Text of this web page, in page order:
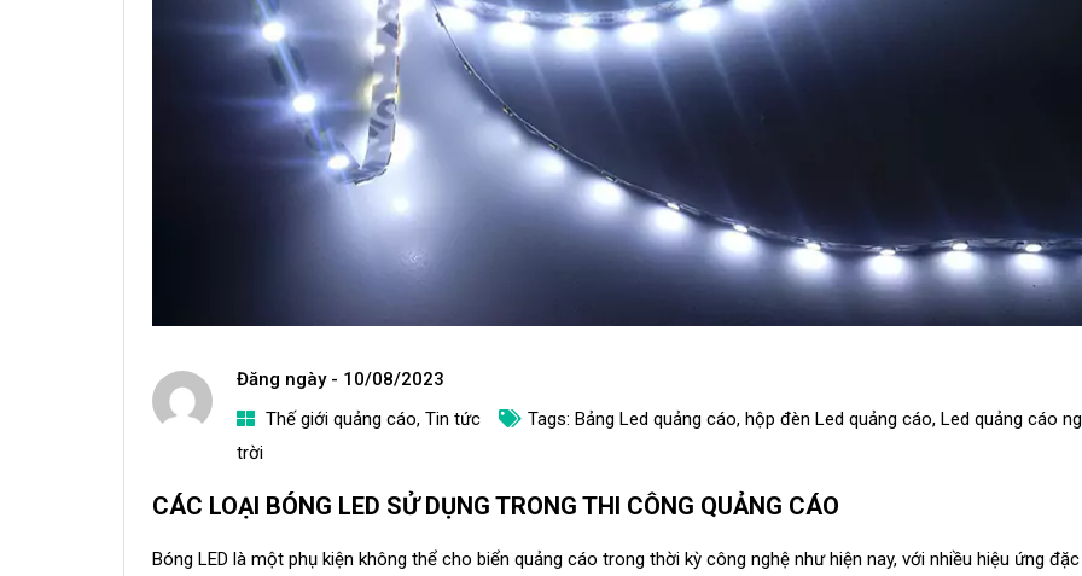
Đăng ngày - 10/08/2023
a
m
i
Thế giới quảng cáo, Tin tức Tags: Bảng Led quảng cáo, hộp đèn Led quảng cáo, Led quảng cáo
trời
CÁC LOẠI BÓNG LED SỬ DỤNG TRONG THI CÔNG QUẢNG CÁO
Bóng LED là một phụ kiện không thể cho biển quảng cáo trong thời kỳ công nghệ như hiện nay, với nhiều hiệu ứng